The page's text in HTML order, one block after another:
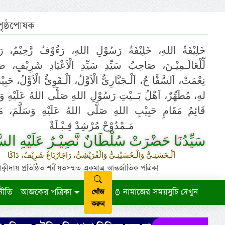
خَلِيْفَةُ اللهِ، خَلِيْفَةُ رَسُوْلِ اللهِ، رَءُوْفٌ رَّحِيْمٌ،
لِّلْعَالَـمِيْـنَ، صَاحِبُ سَيِّدِ سَيِّدِ الْاَعْيَادِ شَرِيْفٍ،
نِعْمَتْ، اَلسَّفَّا حُ، اَلْـجَبَّارِىُّ الْاَوَّلُ، اَلْـقَوِىُّ الْاَوَّلُ،
لهِ، مُطَهِّرٌ، اَهْلُ بَــيْتِ رَسُوْلِ اللهِ صَلَّى اللهُ عَلَيْهِ
قَائِمُ مَقَامِ حَبِيْبِ اللهِ صَلَّى اللهُ عَلَيْهِ وَسَلَّمَ،
مَـمْدُوْحْ مُرْشِدْ قِـبْـلَةْ
سَيِّدُنَا حَضْرَتْ سُلْطَانٌ نَّصِيْـرٌ عَلَيْهِ
اَلْـحَسَنِـىُّ وَالْـحُسَيْنِـىُّ وَالْقُرَيْشِىُّ، رَاجَارْبَاغُ شَرِيْفٌ، دَاكَا
প্রতিষ্ঠিত শরীয়তসম্মত একমাত্র আন্তর্জাতিক পত্রিকা
আজকের পত্রিকা
খোঁজ
করুন
নামাজের সময়সুচি দেখুন